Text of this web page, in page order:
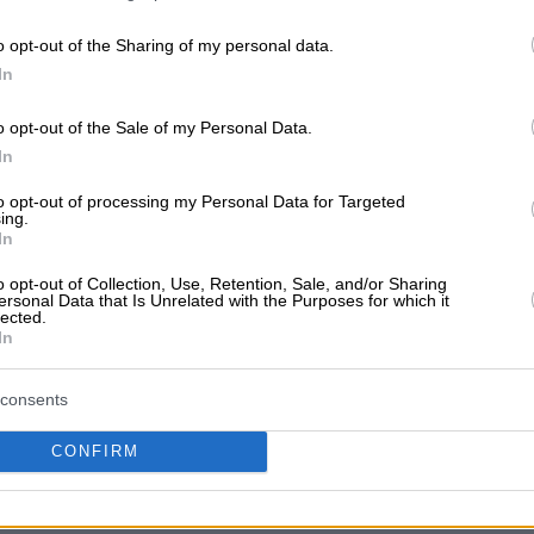
opt-out of the Sharing of my personal data.
opt-out of the Sale of my Personal Data.
opt-out of processing my Personal Data for Targeted
opt-out of Collection, Use, Retention, Sale, and/or Sharing
Data that Is Unrelated with the Purposes for which it
CONFIRM
ακόμα αξιολογήσεις
Γίνετε ο πρώτος που θα μοιραστεί την
επιλογή!